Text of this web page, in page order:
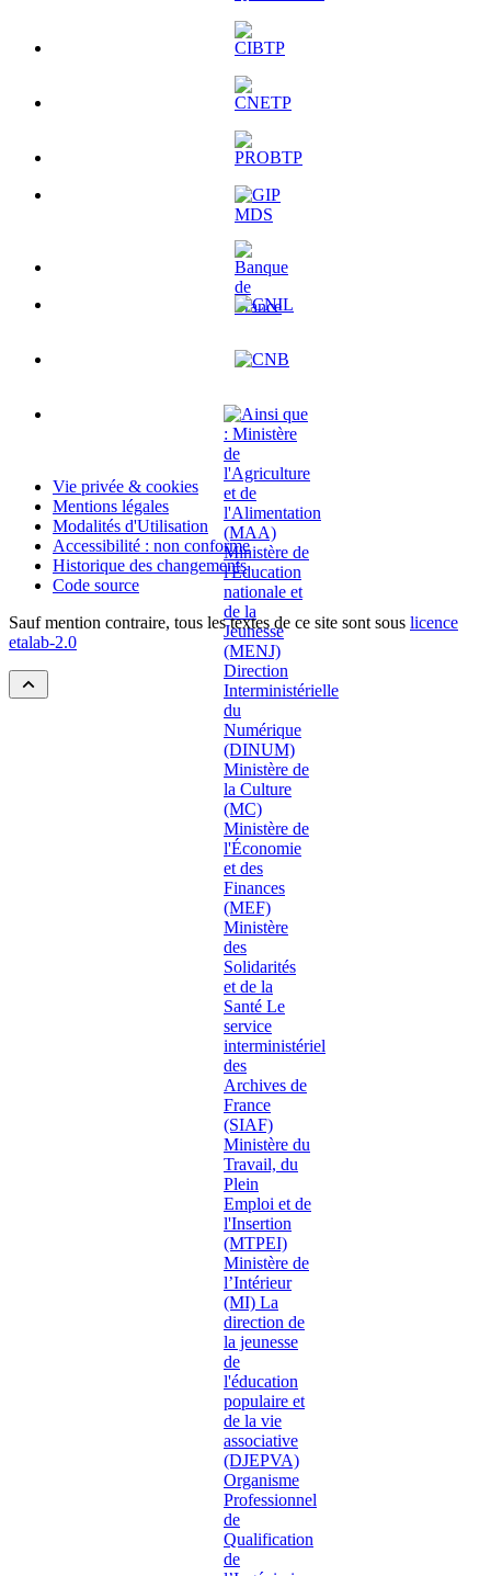
Vie privée & cookies
Mentions légales
Modalités d'Utilisation
Accessibilité : non conforme
Historique des changements
Code source
Sauf mention contraire, tous les textes de ce site sont sous licence
etalab-2.0